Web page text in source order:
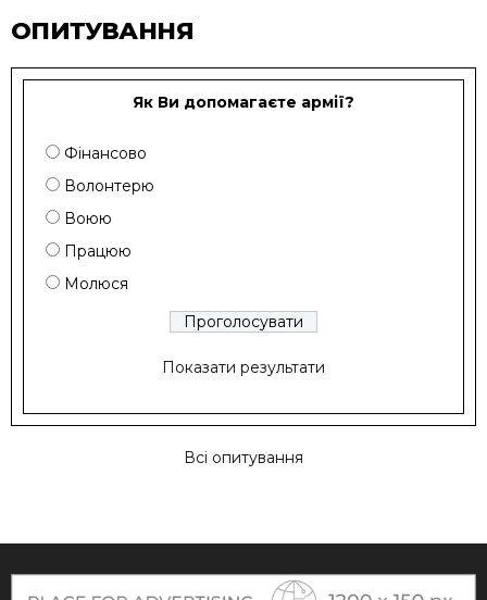
ОПИТУВАННЯ
Як Ви допомагаєте армії?
Фінансово
Волонтерю
Воюю
Працюю
Молюся
Показати результати
Всі опитування